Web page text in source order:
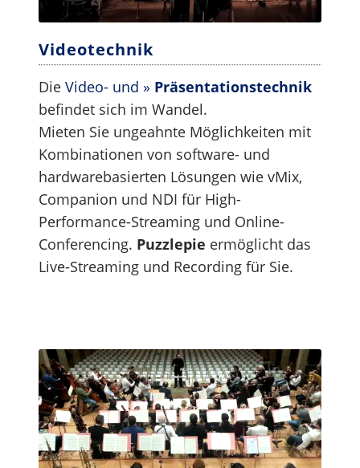
Videotechnik
Die Video- und » Präsentationstechnik
befindet sich im Wandel.
Mieten Sie ungeahnte Möglichkeiten mit
Kombinationen von software- und
hardwarebasierten Lösungen wie vMix,
Companion und NDI für High-
Performance-Streaming und Online-
Conferencing. Puzzlepie ermöglicht das
Live-Streaming und Recording für Sie.